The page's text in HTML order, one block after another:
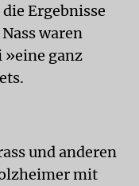
Ergebnisse
waren
»eine ganz
und anderen
mit